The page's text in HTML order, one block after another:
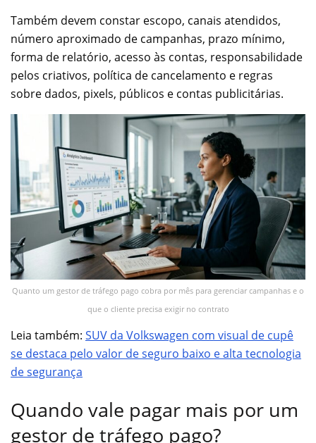
Também devem constar escopo, canais atendidos,
número aproximado de campanhas, prazo mínimo,
forma de relatório, acesso às contas, responsabilidade
pelos criativos, política de cancelamento e regras
sobre dados, pixels, públicos e contas publicitárias.
Quanto um gestor de tráfego pago cobra por mês para gerenciar campanhas e o
que o cliente precisa exigir no contrato
Leia também: SUV da Volkswagen com visual de cupê
se destaca pelo valor de seguro baixo e alta tecnologia
de segurança
Quando vale pagar mais por um
gestor de tráfego pago?